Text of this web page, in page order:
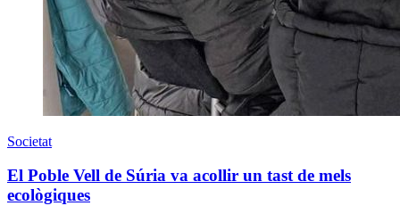
Societat
El Poble Vell de Súria va acollir un tast de mels
ecològiques